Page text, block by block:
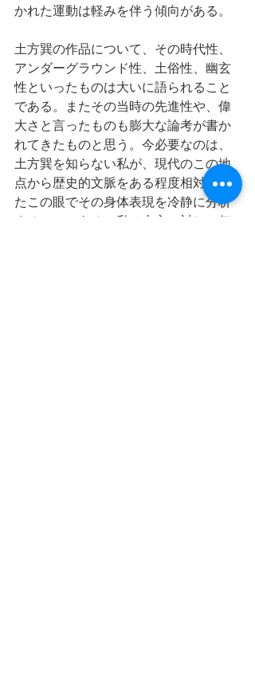
かれた運動は軽みを伴う傾向がある。
土方巽の作品について、その時代性、
アンダーグラウンド性、土俗性、幽玄
性といったものは大いに語られること
である。またその当時の先進性や、偉
大さと言ったものも膨大な論考が書か
れてきたものと思う。今必要なのは、
土方巽を知らない私が、現代のこの地
点から歴史的文脈をある程度相対化し
たこの眼でその身体表現を冷静に分析
することである。私は土方に対して何